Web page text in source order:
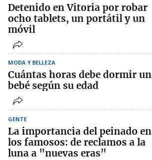
Detenido en Vitoria por robar
ocho tablets, un portátil y un
móvil
MODA Y BELLEZA
Cuántas horas debe dormir un
bebé según su edad
GENTE
La importancia del peinado en
los famosos: de reclamos a la
luna a "nuevas eras"